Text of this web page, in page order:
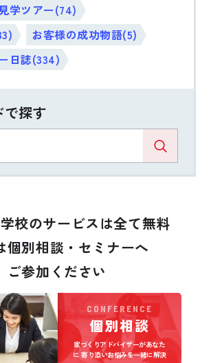
学ツアー(74)
お客様の成功物語(5)
日誌(334)
で探す
校のサービスは全て無料
個別相談・セミナーへ
ご参加ください
CONFERENCE
個別相談
家づくりアドバイザーがあなた
に寄り添いお悩みを一緒に解決